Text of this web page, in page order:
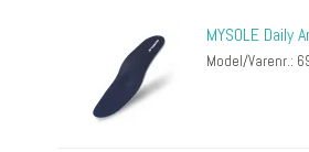
MYSOLE Daily
Model/Varenr.: